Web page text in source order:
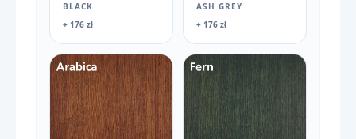
BLACK
+ 176 zł
ASH GREY
+ 176 zł